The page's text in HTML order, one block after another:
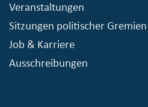
Veranstaltungen
Sitzungen politischer Gremien
Job & Karriere
Ausschreibungen